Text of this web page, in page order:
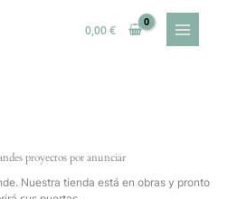
0,00€
proyectos por anunciar
Nuestra tienda está en obras y pronto